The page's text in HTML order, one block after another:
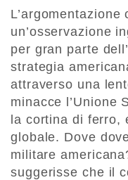
un’osservazione
per gran parte
strategia
attraverso una
minacce l’Unione
la cortina di ferro,
globale. Dove
militare
suggerisse che il